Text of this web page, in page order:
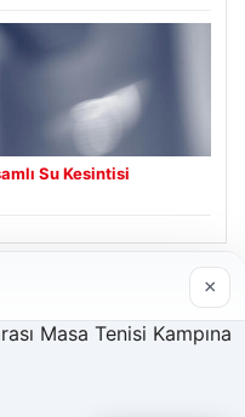
Su Kesintisi
×